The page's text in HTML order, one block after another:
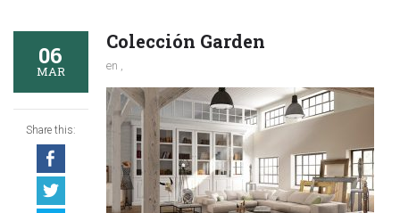
06
MAR
Share this:
Colección Garden
en ,